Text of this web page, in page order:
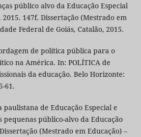
público alvo da Educação Especial
147f. Dissertação (Mestrado em
Federal de Goiás, Catalão, 2015.
de política pública para o
na América. In: POLÍTICA de
da educação. Belo Horizonte:
61.
paulistana de Educação Especial e
público-alvo da Educação
(Mestrado em Educação) –